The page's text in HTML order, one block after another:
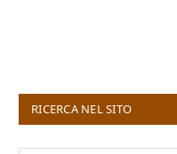
RICERCA NEL SITO